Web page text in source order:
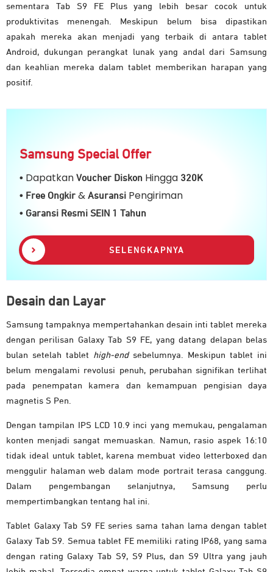
sementara Tab S9 FE Plus yang lebih besar cocok untuk
produktivitas menengah. Meskipun belum bisa dipastikan
apakah mereka akan menjadi yang terbaik di antara tablet
Android, dukungan perangkat lunak yang andal dari Samsung
dan keahlian mereka dalam tablet memberikan harapan yang
positif.
Samsung Special Offer
• Dapatkan Voucher Diskon Hingga 320K
• Free Ongkir & Asuransi Pengiriman
• Garansi Resmi SEIN 1 Tahun
SELENGKAPNYA
Desain dan Layar
Samsung tampaknya mempertahankan desain inti tablet mereka
dengan perilisan Galaxy Tab S9 FE, yang datang delapan belas
bulan setelah tablet high-endsebelumnya. Meskipun tablet ini
belum mengalami revolusi penuh, perubahan signifikan terlihat
pada penempatan kamera dan kemampuan pengisian daya
magnetis S Pen.
Dengan tampilan IPS LCD 10.9 inci yang memukau, pengalaman
konten menjadi sangat memuaskan. Namun, rasio aspek 16:10
tidak ideal untuk tablet, karena membuat video letterboxed dan
menggulir halaman web dalam mode portrait terasa canggung.
Dalam pengembangan selanjutnya, Samsung perlu
mempertimbangkan tentang hal ini.
Tablet Galaxy Tab S9 FE series sama tahan lama dengan tablet
Galaxy Tab S9. Semua tablet FE memiliki rating IP68, yang sama
dengan rating Galaxy Tab S9, S9 Plus, dan S9 Ultra yang jauh